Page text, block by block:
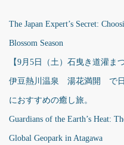
The Japan Expert’s Secret:
Blossom Season
【9月5日（土）石曳き道灌ま
伊豆熱川温泉 湯花満開 で日
におすすめの癒し旅。
Guardians of the Earth’s Heat:
Global Geopark in Atagawa